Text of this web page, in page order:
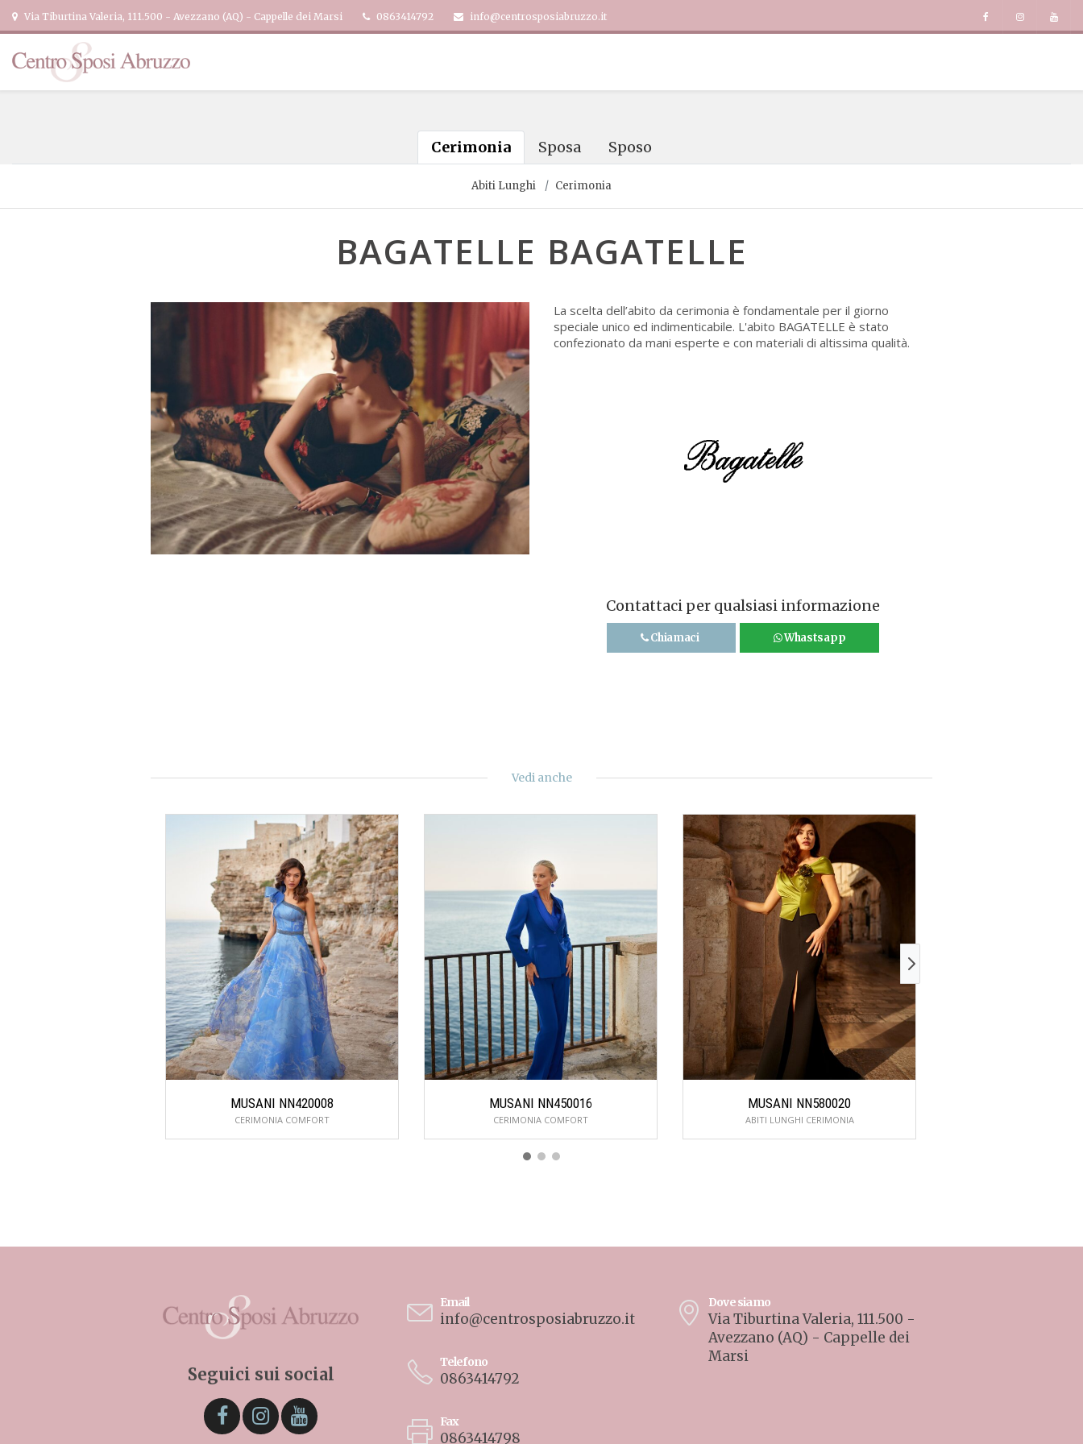
Via Tiburtina Valeria, 111.500 - Avezzano (AQ) - Cappelle dei Marsi 0863414792 info@centrosposiabruzzo.it
Cerimonia Sposa Sposo
Abiti Lunghi Cerimonia
BAGATELLE BAGATELLE
La scelta dell’abito da cerimonia è fondamentale per il giorno
speciale unico ed indimenticabile. L'abito BAGATELLE è stato
confezionato da mani esperte e con materiali di altissima qualità.
Contattaci per qualsiasi informazione
Chiamaci Whastsapp
Vedi anche
MUSANI NN420008
CERIMONIA COMFORT
MUSANI NN450016
CERIMONIA COMFORT
MUSANI NN580020
ABITI LUNGHI CERIMONIA
Seguici sui social
Email
info@centrosposiabruzzo.it
Telefono
0863414792
Fax
0863414798
Dove siamo
Via Tiburtina Valeria, 111.500 -
Avezzano (AQ) - Cappelle dei
Marsi